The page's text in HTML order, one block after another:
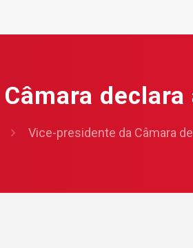
Vice-presidente da Câmara